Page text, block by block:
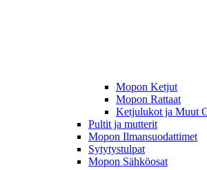
Mopon Ketjut
Mopon Rattaat
Ketjulukot ja Muut
Pultit ja mutterit
Mopon Ilmansuodattimet
Sytytystulpat
Mopon Sähköosat